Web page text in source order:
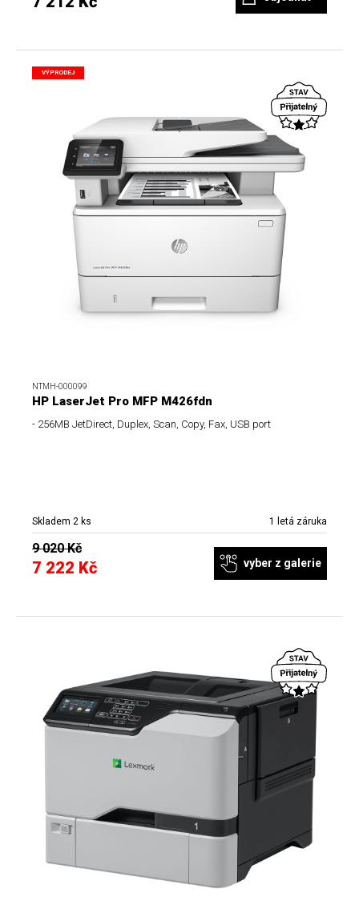
VÝPRODEJ
NTMH-000099
HP LaserJet Pro MFP M426fdn
- 256MB JetDirect, Duplex, Scan, Copy, Fax, USB port
Skladem 2 ks 1 letá záruka
9 020 Kč
7 222 Kč vyber z galerie